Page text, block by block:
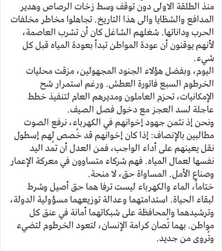
منذ الطلقة الاولى دون توقف وسط زخات الرصاص وهدير
المدافع والشظايا والى هذا التاريخ. تجاهلوا مخاطر مخلفات
الحرب وداناتها. شغلهم الشاغل كان أن تشرب العاصمة،
لأنهم يوقنون أن عودة المواطن تبدأ بعودة المياه قبل كل
شيء.
اليوم، وبفضل هؤلاء الجنود المجهولين، مزقت محليات
الخرطوم السبع فاتورة العطش. ورغم استمرار شح
الإمكانيات، تحزم العاملون ومديرهم العام لتنفيذ خطط
عاجلة لسد العجز مع دخول فصل الصيف.
ونحن إذ نثمن جهود إخوانهم في الكهرباء، نرفع الصوت
مطالبين بالإنصاف: إذا كان إخوانهم قد خُصص لهم إسطول
نقل يعينهم على أداء الواجب، فمن العدل أن تُمد اليد
نفسها لعمال المياه. فهم شركاء متساوون في معركة الإعمار
وصناع الأمل. المساواة حق، لا منحة.
ختاماً، الماء والكهرباء ليست ترفا هما حق أصيل وشرط
لبقاء الحياة. استدامتهما وعدالة توزيعهما مسؤولية الدولة،
وترشيدهما والمحافظة على شبكاتهما أمانة في عنق كل
مواطن. بهما تُصان كرامة الإنسان، لتعود الخرطوم لتضيء
وتُروى من جديد.